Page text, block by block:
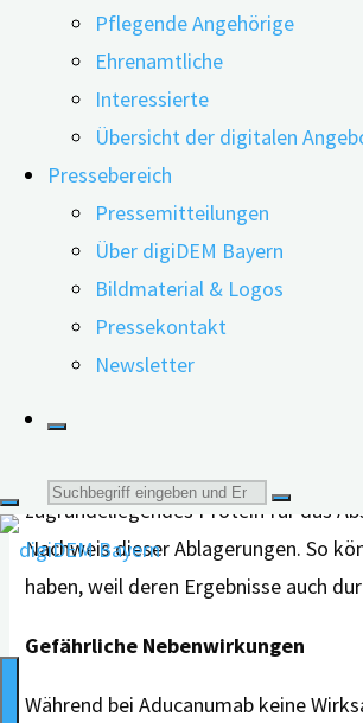
Pflegende Angehörige
Ehrenamtliche
Interessierte
Übersicht der digitalen
Pressebereich
Pressemitteilungen
Über digiDEM Bayern
Bildmaterial & Logos
Pressekontakt
Newsletter
Suche
nach:
In dem Artikel mit dem Titel
Medikamente mit Schwerpunkt auf
Lesen Sie jetzt den Beitrag von Dr.
In der Europäischen Union wird
Reduzierung der Alzheimer-
wurde mit Lecanemab
Hilfreiche Medikamente oder
Ein internationales
und dabei insbesondere auf die
zugrundeliegendes Protein für das
Nachweis dieser Ablagerungen. So
haben, weil deren Ergebnisse auch
Gefährliche Nebenwirkungen
Während bei Aducanumab keine